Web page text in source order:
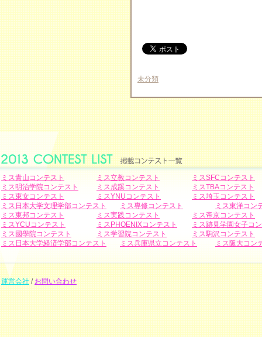
未分類
ミス青山コンテスト ミス立教コンテスト
ミスSFCコンテスト
ミス明治学院コンテスト
ミス成蹊コンテスト
ミスTBAコンテスト
ミス東女コンテスト
ミスYNUコンテスト
ミス埼玉コンテスト
ミス日本大学文理学部コンテスト
ミス専修コンテスト
ミス東洋コン
ミス東邦コンテスト
ミス実践コンテスト
ミス帝京コンテスト
ミスYCUコンテスト
ミスPHOENIXコンテスト
ミス跡見学園女子コ
ミス國學院コンテスト
ミス学習院コンテスト
ミス駒沢コンテスト
ミス日本大学経済学部コンテスト
ミス兵庫県立コンテスト ミス阪大コン
運営会社/お問い合わせ